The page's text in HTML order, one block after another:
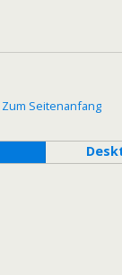
Zum Seitenanfang